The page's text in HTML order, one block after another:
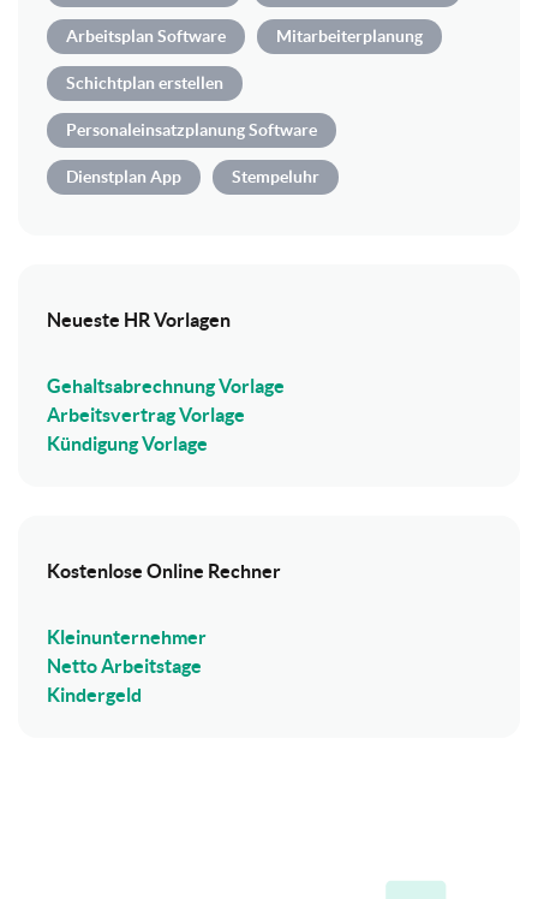
Arbeitsplan Software Mitarbeiterplanung
Schichtplan erstellen
Personaleinsatzplanung Software
Dienstplan App Stempeluhr
Neueste HR Vorlagen
Gehaltsabrechnung Vorlage
Arbeitsvertrag Vorlage
Kündigung Vorlage
Kostenlose Online Rechner
Kleinunternehmer
Netto Arbeitstage
Kindergeld